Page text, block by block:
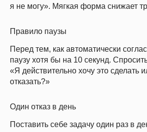
я не могу». Мягкая форма снижает
Правило паузы
Перед тем, как автоматически
паузу хотя бы на 10 секунд.
«Я действительно хочу это сделать
отказать?»
Один отказ в день
Поставить себе задачу один раз в